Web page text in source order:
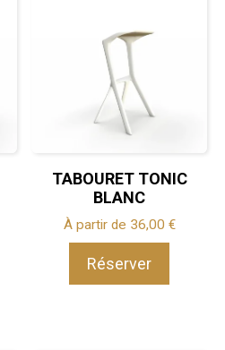
TABOURET TONIC
BLANC
À partir de 36,00 €
Réserver